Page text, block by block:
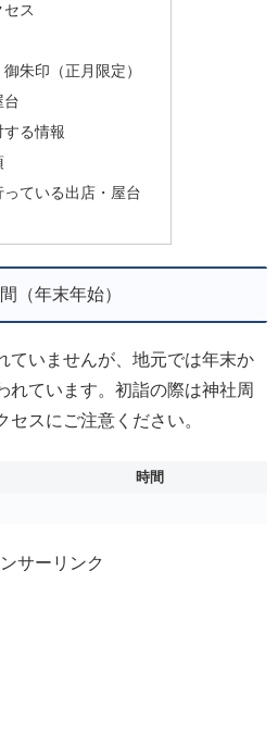
ス
朱印（正月限定）
台
する情報
っている出店・屋台
（年末年始）
ていませんが、地元では年末か
れています。初詣の際は神社周
スにご注意ください。
時間
サーリンク